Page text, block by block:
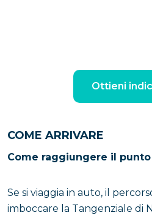
Ottieni
COME ARRIVARE
Come raggiungere il
Se si viaggia in auto, il
imboccare la Tangenziale di